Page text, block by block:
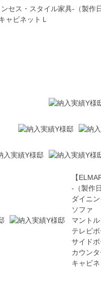
ンセス・スタイル家具-（製作
ャビネットＬ
【
-（製作
ダイニ
ソファ
マント
テレビボ
サイドボ
カウン
キャビネ